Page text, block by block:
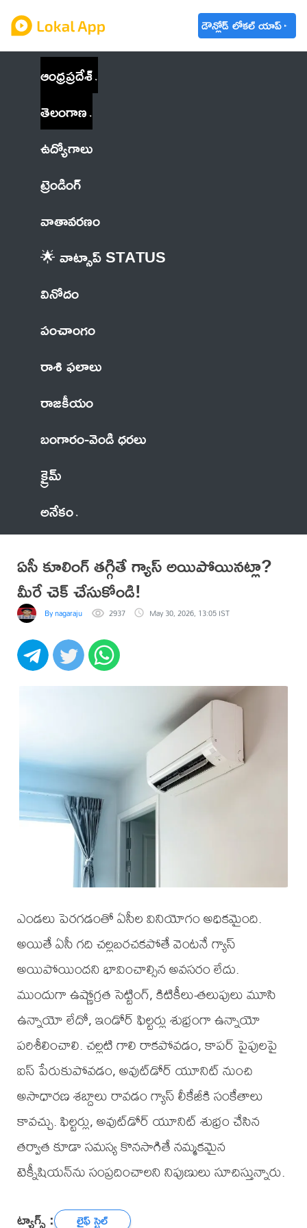
డౌన్లోడ్ లోకల్ యాప్
ఆంధ్రప్రదేశ్
తెలంగాణ
ఉద్యోగాలు
ట్రెండింగ్
వాతావరణం
🌟 వాట్సాప్ STATUS
వినోదం
పంచాంగం
రాశి ఫలాలు
రాజకీయం
బంగారం-వెండి ధరలు
క్రైమ్
అనేకం
ఏసీ కూలింగ్ తగ్గితే గ్యాస్ అయిపోయినట్లా?
మీరే చెక్ చేసుకోండి!
By nagaraju 2937 May 30, 2026, 13:05 IST
ఎండలు పెరగడంతో ఏసీల వినియోగం అధికమైంది.
అయితే ఏసీ గది చల్లబరచకపోతే వెంటనే గ్యాస్
అయిపోయిందని భావించాల్సిన అవసరం లేదు.
ముందుగా ఉష్ణోగ్రత సెట్టింగ్, కిటికీలు-తలుపులు మూసి
ఉన్నాయో లేదో, ఇండోర్ ఫిల్టర్లు శుభ్రంగా ఉన్నాయో
పరిశీలించాలి. చల్లటి గాలి రాకపోవడం, కాపర్ పైపులపై
ఐస్ పేరుకుపోవడం, అవుట్‌డోర్ యూనిట్ నుంచి
అసాధారణ శబ్దాలు రావడం గ్యాస్ లీకేజీకి సంకేతాలు
కావచ్చు. ఫిల్టర్లు, అవుట్‌డోర్ యూనిట్ శుభ్రం చేసిన
తర్వాత కూడా సమస్య కొనసాగితే నమ్మకమైన
టెక్నీషియన్‌ను సంప్రదించాలని నిపుణులు సూచిస్తున్నారు.
ట్యాగ్స్ : లైఫ్ స్టైల్